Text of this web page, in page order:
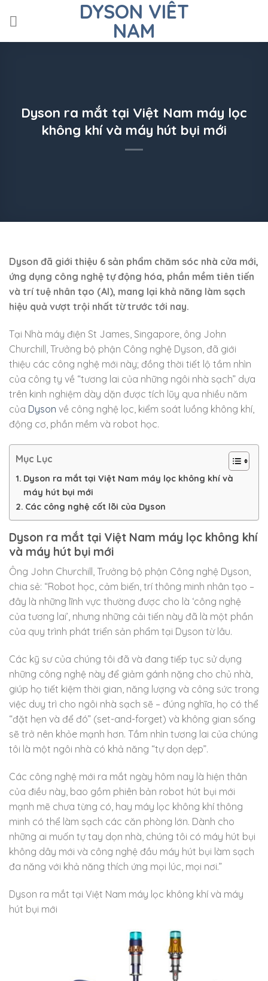
DYSON VIÊT
NAM
Dyson ra mắt tại Việt Nam máy lọc
không khí và máy hút bụi mới
Dyson đã giới thiệu 6 sản phẩm chăm sóc nhà cửa mới,
ứng dụng công nghệ tự động hóa, phần mềm tiên tiến
và trí tuệ nhân tạo (AI), mang lại khả năng làm sạch
hiệu quả vượt trội nhất từ trước tới nay.
Tại Nhà máy điện St James, Singapore, ông John
Churchill, Trưởng bộ phận Công nghệ Dyson, đã giới
thiệu các công nghệ mới này; đồng thời tiết lộ tầm nhìn
của công ty về “tương lai của những ngôi nhà sạch” dựa
trên kinh nghiệm dày dặn được tích lũy qua nhiều năm
của Dyson về công nghệ lọc, kiểm soát luồng không khí,
động cơ, phần mềm và robot học.
Mục Lục
Dyson ra mắt tại Việt Nam máy lọc không khí và
máy hút bụi mới
Các công nghệ cốt lõi của Dyson
Dyson ra mắt tại Việt Nam máy lọc không khí
và máy hút bụi mới
Ông John Churchill, Trưởng bộ phận Công nghệ Dyson,
chia sẻ: “Robot học, cảm biến, trí thông minh nhân tạo –
đây là những lĩnh vực thường được cho là ‘công nghệ
của tương lai’, nhưng những cải tiến này đã là một phần
của quy trình phát triển sản phẩm tại Dyson từ lâu.
Các kỹ sư của chúng tôi đã và đang tiếp tục sử dụng
những công nghệ này để giảm gánh nặng cho chủ nhà,
giúp họ tiết kiệm thời gian, năng lượng và công sức trong
việc duy trì cho ngôi nhà sạch sẽ – đúng nghĩa, họ có thể
“đặt hẹn và để đó” (set-and-forget) và không gian sống
sẽ trở nên khỏe mạnh hơn. Tầm nhìn tương lai của chúng
tôi là một ngôi nhà có khả năng “tự dọn dẹp”.
Các công nghệ mới ra mắt ngày hôm nay là hiện thân
của điều này, bao gồm phiên bản robot hút bụi mới
mạnh mẽ chưa từng có, hay máy lọc không khí thông
minh có thể làm sạch các căn phòng lớn. Dành cho
những ai muốn tự tay dọn nhà, chúng tôi có máy hút bụi
không dây mới và công nghệ đầu máy hút bụi làm sạch
đa năng với khả năng thích ứng mọi lúc, mọi nơi.”
Dyson ra mắt tại Việt Nam máy lọc không khí và máy
hút bụi mới